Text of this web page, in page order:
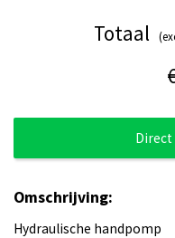
Totaal
Omschrijving:
Hydraulische handpomp